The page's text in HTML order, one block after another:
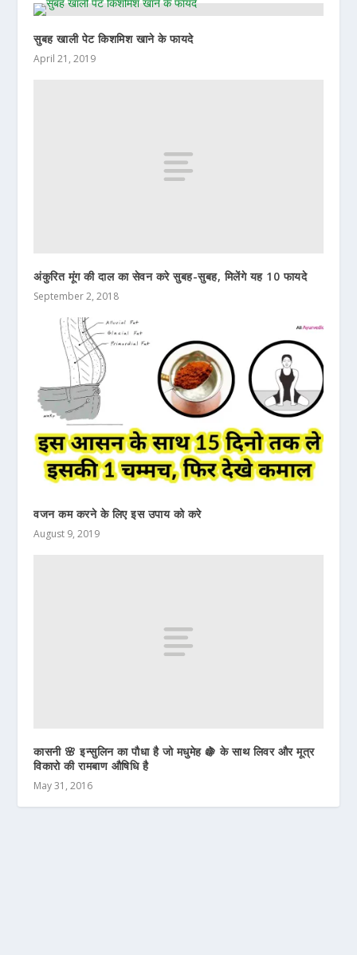
सुबह खाली पेट किशमिश खाने के फायदे
April 21, 2019
अंकुरित मूंग की दाल का सेवन करे सुबह-सुबह, मिलेंगे यह 10 फायदे
September 2, 2018
वजन कम करने के लिए इस उपाय को करे
August 9, 2019
कासनी 🌸 इन्सुलिन का पौधा है जो मधुमेह 🍇 के साथ लिवर और मूत्र
विकारो की रामबाण औषिधि है
May 31, 2016